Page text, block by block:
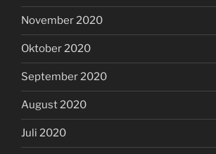
November 2020
Oktober 2020
September 2020
August 2020
Juli 2020